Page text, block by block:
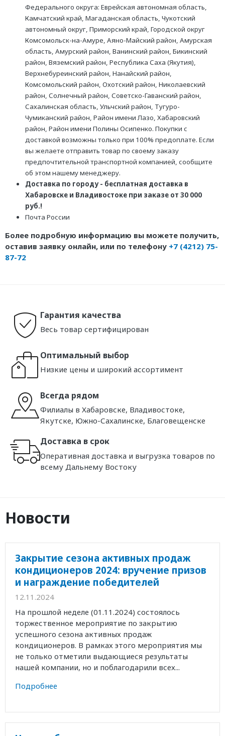
Федерального округа: Еврейская автономная область,
Камчатский край, Магаданская область, Чукотский
автономный округ, Приморский край, Городской округ
Комсомольск-на-Амуре, Аяно-Майский район, Амурская
область, Амурский район, Ванинский район, Бикинский
район, Вяземский район, Республика Саха (Якутия),
Верхнебуреинский район, Нанайский район,
Комсомольский район, Охотский район, Николаевский
район, Солнечный район, Советско-Гаванский район,
Сахалинская область, Ульчский район, Тугуро-
Чумиканский район, Район имени Лазо, Хабаровский
район, Район имени Полины Осипенко. Покупки с
доставкой возможны только при 100% предоплате. Если
вы желаете отправить товар по своему заказу
предпочтительной транспортной компанией, сообщите
об этом нашему менеджеру.
Доставка по городу - бесплатная доставка в
Хабаровске и Владивостоке при заказе от 30 000
руб.!
Почта России
Более подробную информацию вы можете получить,
оставив заявку онлайн, или по телефону +7 (4212) 75-
87-72
Гарантия качества
Весь товар сертифицирован
Оптимальный выбор
Низкие цены и широкий ассортимент
Всегда рядом
Филиалы в Хабаровске, Владивостоке,
Якутске, Южно-Сахалинске, Благовещенске
Доставка в срок
Оперативная доставка и выгрузка товаров по
всему Дальнему Востоку
Новости
Закрытие сезона активных продаж
кондиционеров 2024: вручение призов
и награждение победителей
12.11.2024
На прошлой неделе (01.11.2024) состоялось
торжественное мероприятие по закрытию
успешного сезона активных продаж
кондиционеров. В рамках этого мероприятия мы
не только отметили выдающиеся результаты
нашей компании, но и поблагодарили всех...
Подробнее